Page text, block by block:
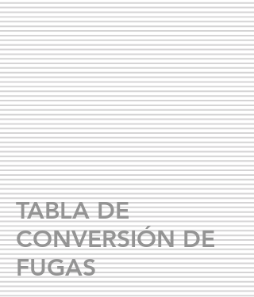
TABLA DE
CONVERSIÓN DE
FUGAS